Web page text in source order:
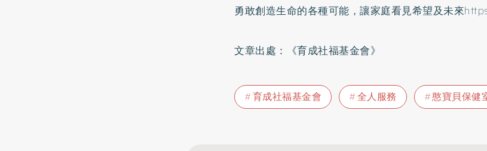
勇敢創造生命的各種可能，讓家庭看見希望及未來
文章出處：《育成社福基金會》
育成社福基金會 全人服務 憨寶貝保健